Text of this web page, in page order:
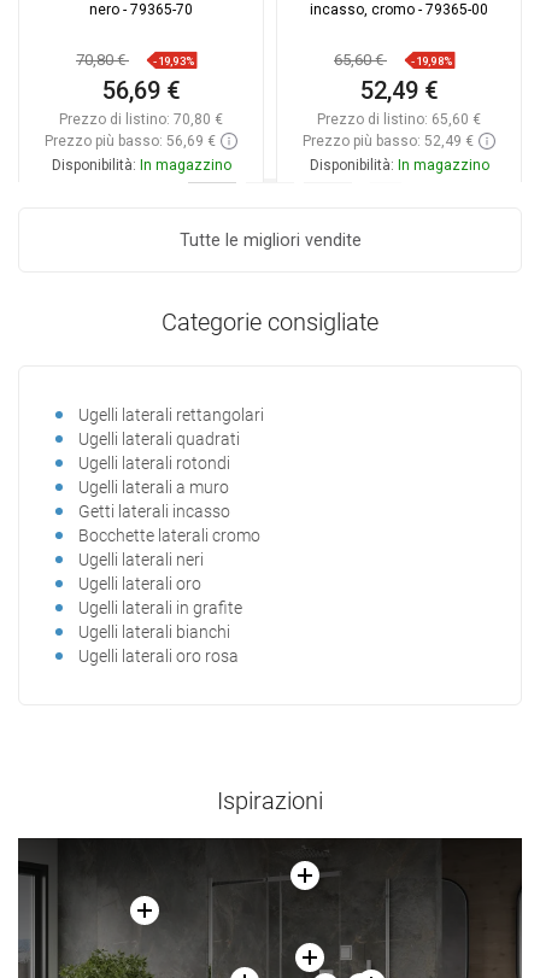
nero - 79365-70
70,80 € -19,93%
56,69 €
Prezzo di listino: 70,80 €
Prezzo più basso: 56,69 €
Disponibilità: In magazzino
incasso, cromo - 79365-00
65,60 € -19,98%
52,49 €
Prezzo di listino: 65,60 €
Prezzo più basso: 52,49 €
Disponibilità: In magazzino
Tutte le migliori vendite
Categorie consigliate
Ugelli laterali rettangolari
Ugelli laterali quadrati
Ugelli laterali rotondi
Ugelli laterali a muro
Getti laterali incasso
Bocchette laterali cromo
Ugelli laterali neri
Ugelli laterali oro
Ugelli laterali in grafite
Ugelli laterali bianchi
Ugelli laterali oro rosa
Ispirazioni